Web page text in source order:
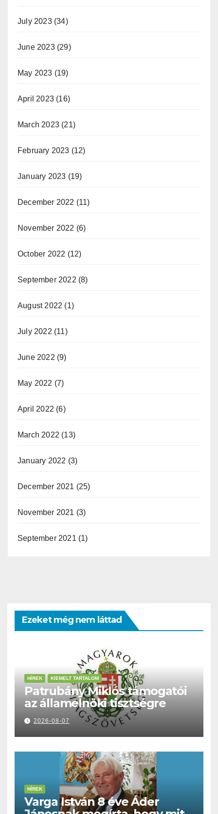
July 2023(34)
June 2023(29)
May 2023 (19)
April 2023 (16)
March 2023 (21)
February 2023 (12)
January 2023 (19)
December 2022 (11)
November 2022 (6)
October 2022 (12)
September 2022 (8)
August 2022 (1)
July 2022 (11)
June 2022 (9)
May 2022 (7)
April 2022 (6)
March 2022 (13)
January 2022 (3)
December 2021 (25)
November 2021 (3)
September 2021 (1)
Ezeket még nem láttad
HÍREK KIEMELT TARTALOM
Patrubány Miklós támogatói
az államelnöki tisztségre
2026-08-07
HÍREK
Varga István 8 éve Áder